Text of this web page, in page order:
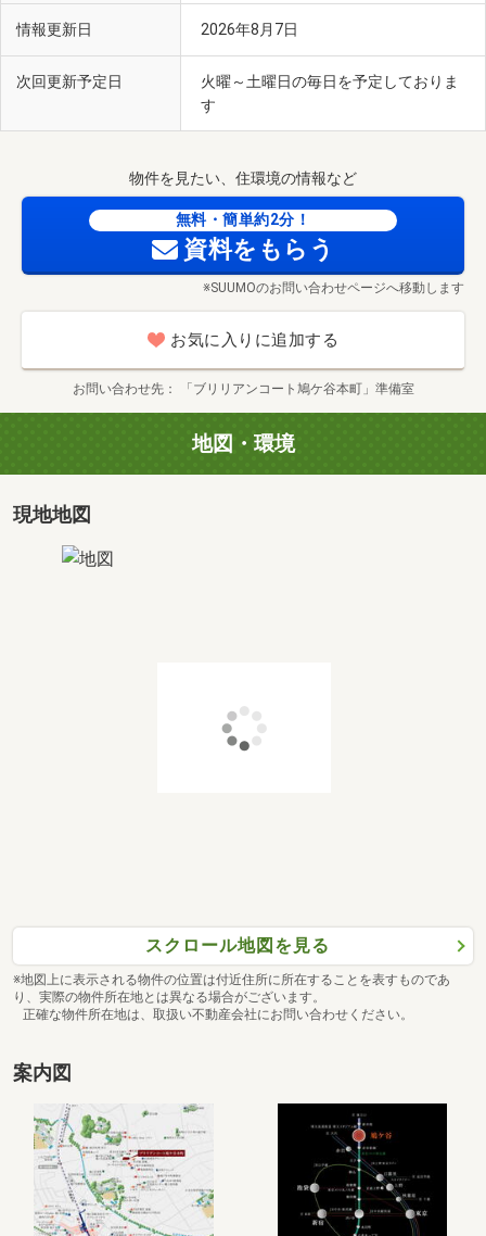
情報更新日 2026年8月7日
次回更新予定日
火曜～土曜日の毎日を予定しておりま
す
物件を見たい、住環境の情報など
無料・簡単約2分！
資料をもらう
※SUUMOのお問い合わせページへ移動します
お気に入りに追加する
お問い合わせ先 「ブリリアンコート鳩ケ谷本町」準備室
地図・環境
現地地図
スクロール地図を見る
※地図上に表示される物件の位置は付近住所に所在することを表すものであ
り、実際の物件所在地とは異なる場合がございます。
正確な物件所在地は、取扱い不動産会社にお問い合わせください。
案内図